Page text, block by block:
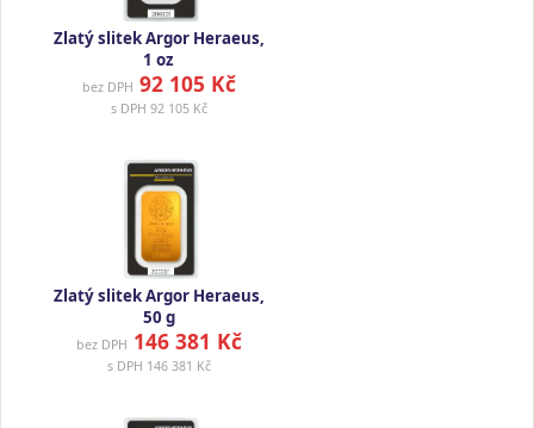
Zlatý slitek Argor Heraeus,
1 oz
bez DPH 92 105 Kč
s DPH 92 105 Kč
Zlatý slitek Argor Heraeus,
50 g
bez DPH 146 381 Kč
s DPH 146 381 Kč